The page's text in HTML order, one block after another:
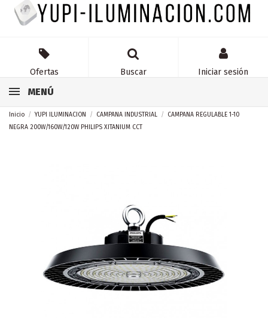
Ofertas Buscar Iniciar sesión
MENÚ
Inicio YUPI ILUMINACION CAMPANA INDUSTRIAL
CAMPANA REGULABLE 1-10
NEGRA 200W/160W/120W PHILIPS XITANIUM CCT